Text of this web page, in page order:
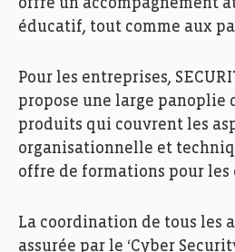
offre un accompagnement
éducatif, tout comme aux
Pour les entreprises,
propose une large panoplie
produits qui couvrent les
organisationnelle et
offre de formations pour les
La coordination de tous les
assurée par le ‘Cyber